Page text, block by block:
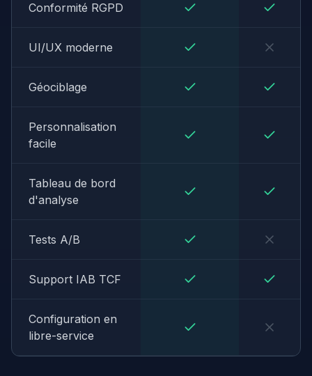
Conformité RGPD
UI/UX moderne
Géociblage
Personnalisation
facile
Tableau de bord
d'analyse
Tests A/B
Support IAB TCF
Configuration en
libre-service